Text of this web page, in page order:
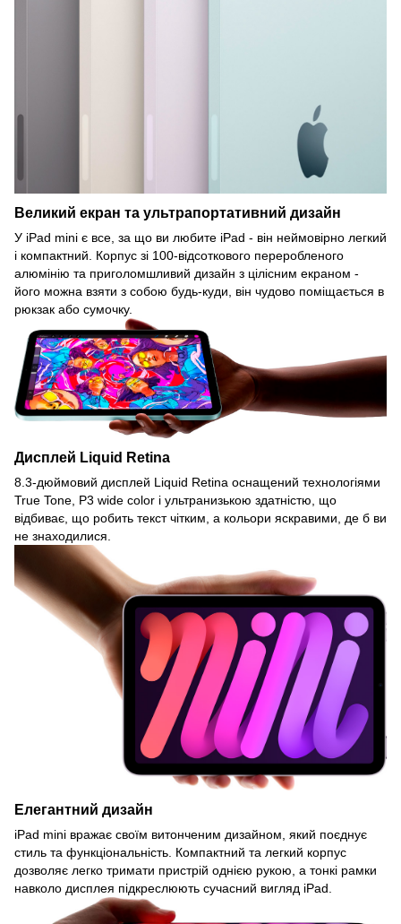
Великий екран та ультрапортативний дизайн
У iPad mini є все, за що ви любите iPad - він неймовірно легкий
і компактний. Корпус зі 100-відсоткового переробленого
алюмінію та приголомшливий дизайн з цілісним екраном -
його можна взяти з собою будь-куди, він чудово поміщається в
рюкзак або сумочку.
Дисплей Liquid Retina
8.3-дюймовий дисплей Liquid Retina оснащений технологіями
True Tone, P3 wide color і ультранизькою здатністю, що
відбиває, що робить текст чітким, а кольори яскравими, де б ви
не знаходилися.
Елегантний дизайн
iPad mini вражає своїм витонченим дизайном, який поєднує
стиль та функціональність. Компактний та легкий корпус
дозволяє легко тримати пристрій однією рукою, а тонкі рамки
навколо дисплея підкреслюють сучасний вигляд iPad.